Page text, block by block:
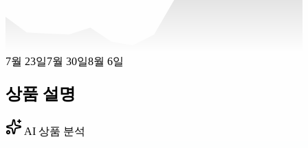
7월 23일7월 30일8월 6일
상품 설명
AI 상품 분석